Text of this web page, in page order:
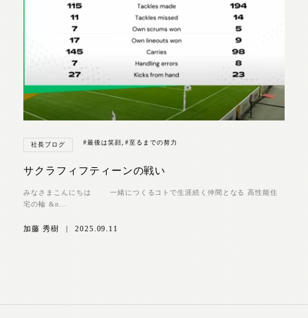
社長ブログ #最後は笑顔,#至るまでの努力
サクラフィフティーンの戦い
みなさまこんにちは 一緒につくるコトで生涯続く仲間となる 高性能住
宅の輪 &n...
加藤 秀樹 2025.09.11